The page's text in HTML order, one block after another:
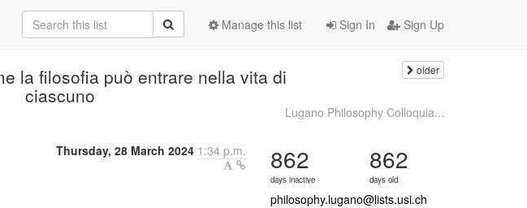
Sign In Sign Up
Manage this list
la filosofia può entrare nella vita di
ciascuno
older
Lugano Philosophy Colloquia...
Thursday, 28 March 2024 1:34 p.m. 862
days inactive
862
days old
philosophy.lugano@lists.usi.ch